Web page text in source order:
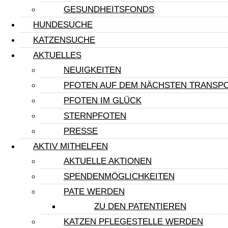
GESUNDHEITSFONDS
HUNDESUCHE
KATZENSUCHE
AKTUELLES
NEUIGKEITEN
PFOTEN AUF DEM NÄCHSTEN
PFOTEN IM GLÜCK
STERNPFOTEN
PRESSE
AKTIV MITHELFEN
AKTUELLE AKTIONEN
SPENDENMÖGLICHKEITEN
PATE WERDEN
ZU DEN PATENTIEREN
KATZEN PFLEGESTELLE WERDEN
Eva
Eva kann mit ihrem Bruder Adam zusammen das
weiterlesen »
Adam
Adam hat das große Glück und darf schon im
Giorgio
Giorgio ist ein welpentypisch verspielter kleiner Kerl,